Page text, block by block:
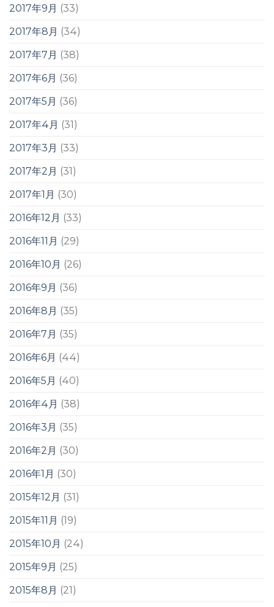
2017年9月 (33)
2017年8月 (34)
2017年7月 (38)
2017年6月 (36)
2017年5月 (36)
2017年4月 (31)
2017年3月 (33)
2017年2月 (31)
2017年1月 (30)
2016年12月 (33)
2016年11月 (29)
2016年10月 (26)
2016年9月 (36)
2016年8月 (35)
2016年7月 (35)
2016年6月 (44)
2016年5月 (40)
2016年4月 (38)
2016年3月 (35)
2016年2月 (30)
2016年1月 (30)
2015年12月 (31)
2015年11月 (19)
2015年10月 (24)
2015年9月 (25)
2015年8月 (21)